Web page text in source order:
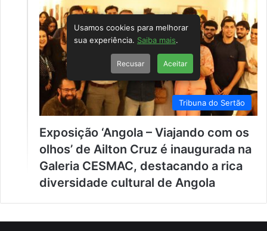
Tribuna do Sertão
Exposição ‘Angola – Viajando com os
olhos’ de Ailton Cruz é inaugurada na
Galeria CESMAC, destacando a rica
diversidade cultural de Angola
Usamos cookies para melhorar
sua experiência. Saiba mais.
Recusar Aceitar